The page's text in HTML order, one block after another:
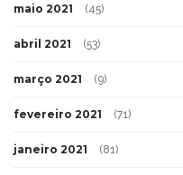
maio 2021 (45)
abril 2021 (53)
março 2021 (9)
fevereiro 2021 (71)
janeiro 2021 (81)